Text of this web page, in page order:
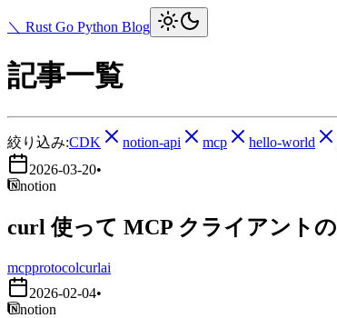
＼ Rust Go Python Blog
記事一覧
絞り込み:CDK notion-api mcp hello-world
2026-03-20•
notion
curl 使って MCP クライアント
mcpprotocolcurlai
2026-02-04•
notion